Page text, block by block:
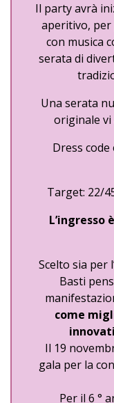
Il party avrà
aperitivo, per
con musica
serata di
Una serata
originale vi
Dress
Target: 22/
L’ingresso
Scelto sia per
Basti
come
Il 19
gala per la
Per il 6 °